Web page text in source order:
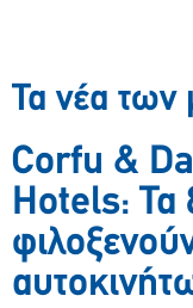
Τα νέα των
Corfu &
Hotels: Τα